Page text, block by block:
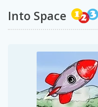
Into Space